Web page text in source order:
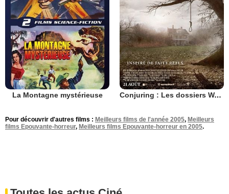
La Montagne mystérieuse Conjuring : Les dossiers Warren
Pour découvrir d'autres films : Meilleurs films de l'année 2005, Meilleurs
films Epouvante-horreur, Meilleurs films Epouvante-horreur en 2005.